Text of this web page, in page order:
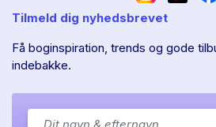
Tilmeld dig nyhedsbrevet
Få boginspiration, trends og gode
indebakke.